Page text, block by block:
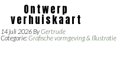
Ontwerp
verhuiskaart
14 juli 2026ByGertrude
Categorie:Grafische vormgeving & Illustratie